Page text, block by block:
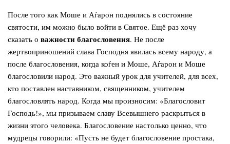
После того как Моше и Аѓарон поднялись в состояние
святости, им можно было войти в Святое. Ещё раз хочу
сказать о важности благословения. Не после
жертвоприношений слава Господня явилась всему народу, а
после благословения, когда коѓен и Моше, Аѓарон и Моше
благословили народ. Это важный урок для учителей, для всех,
кто поставлен наставником, священником, учителем
благословлять народ. Когда мы произносим: «Благословит
Господь!», мы призываем славу Всевышнего раскрыться в
жизни этого человека. Благословение настолько ценно, что
мудрецы говорили: «Пусть не будет благословение простака,